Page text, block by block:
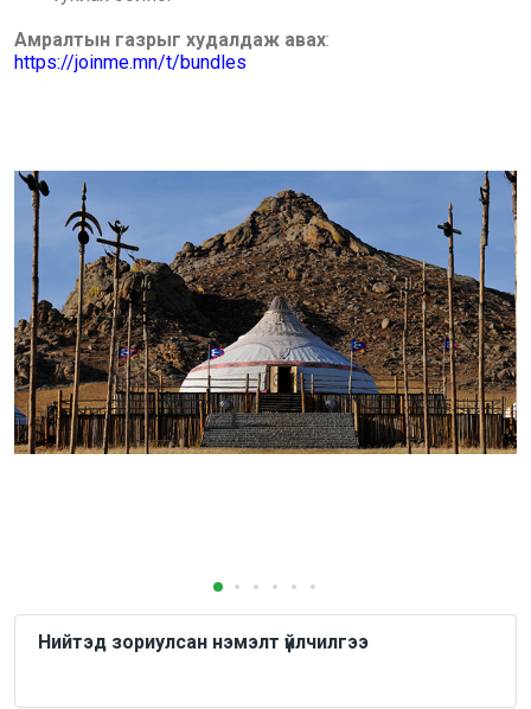
Амралтын газрыг худалдаж авах:
https://joinme.mn/t/bundles
Нийтэд зориулсан нэмэлт үйлчилгээ